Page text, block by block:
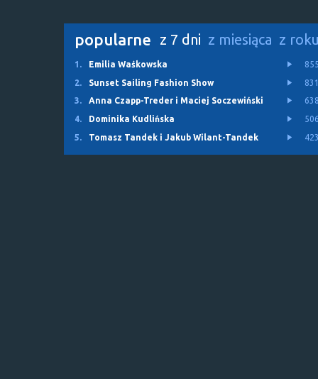
popularne z 7 dni z miesiąca z
1. Emilia Waśkowska
2.
Sunset Sailing Fashion Show
3.
Anna Czapp-Treder i Maciej Soczewiński
4.
Dominika Kudlińska
5.
Tomasz Tandek i Jakub Wilant-Tandek